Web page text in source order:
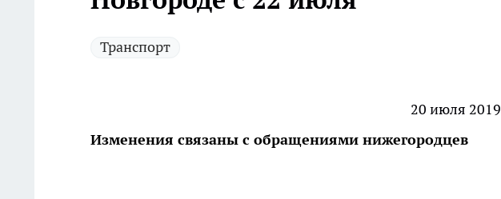
Транспорт
20 июля 2019
Изменения связаны с обращениями нижегородцев